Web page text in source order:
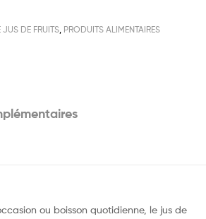
JUS DE FRUITS, PRODUITS ALIMENTAIRES
ou boisson quotidienne, le jus de